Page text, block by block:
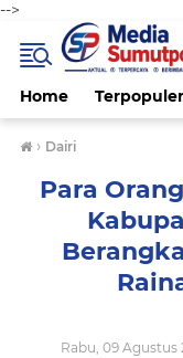
-->
Home Terpopuler
› Dairi
Para
Rabu, 09 Agustus